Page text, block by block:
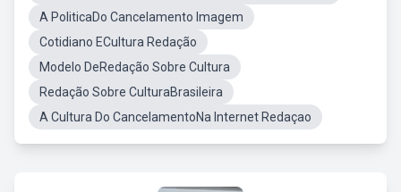
A PoliticaDo Cancelamento Imagem
Cotidiano ECultura Redação
Modelo DeRedação Sobre Cultura
Redação Sobre CulturaBrasileira
A Cultura Do CancelamentoNa Internet Redaçao